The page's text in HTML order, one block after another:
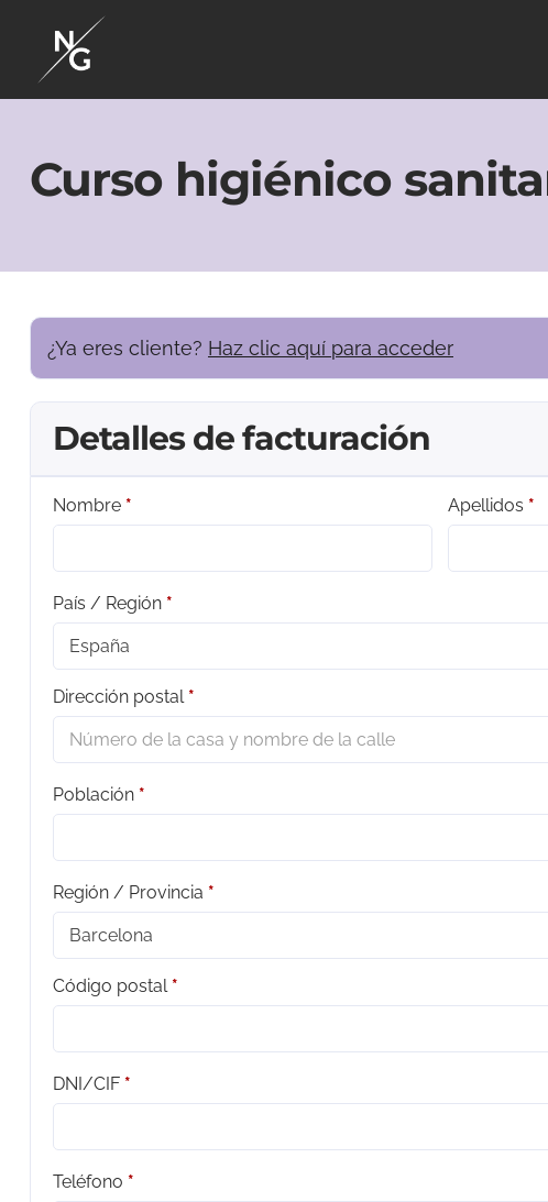
Curso higiénico
¿Ya eres cliente? Haz clic aquí para acceder
Detalles de facturación
Nombre * Apellidos *
País / Región *
España
Dirección postal *
Población *
Región / Provincia *
Barcelona
Código postal *
DNI/CIF *
Teléfono *